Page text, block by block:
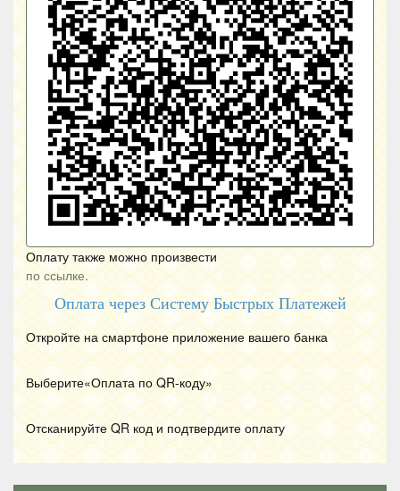
Оплату также можно произвести
по ссылке.
Оплата через Систему Быстрых Платежей
Откройте на смартфоне приложение вашего банка
Выберите«Оплата по QR-коду»
Отсканируйте QR код и подтвердите оплату